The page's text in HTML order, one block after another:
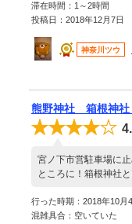
滞在時間：1～2時間
投稿日：2018年12月7日
神奈川ツウ
熊野神社 箱根神社
宮ノ下市営駐車場に
ところに！箱根神社
行った時期：2018年10月
混雑具合：空いていた